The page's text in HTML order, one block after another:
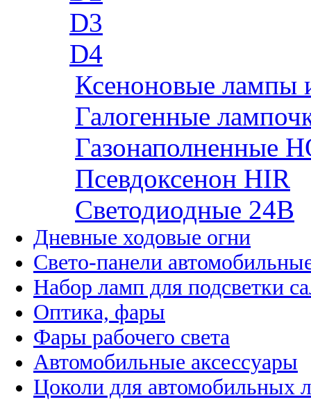
D3
D4
Ксеноновые лампы
Галогенные
Газонаполненные
Псевдоксенон HIR
Cветодиодные 24B
Дневные ходовые огни
Свето-панели
Набор ламп для подсветки
Оптика, фары
Фары рабочего света
Автомобильные аксессуары
Цоколи для автомобильных